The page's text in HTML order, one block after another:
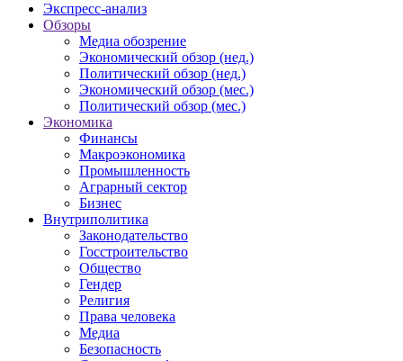
Экспресс-анализ
Обзоры
Медиа обозрение
Экономический обзор (нед.)
Политический обзор (нед.)
Экономический обзор (мес.)
Политический обзор (мес.)
Экономика
Финансы
Макроэкономика
Промышленность
Аграрный сектор
Бизнес
Внутриполитика
Законодательство
Госстроительство
Общество
Гендер
Религия
Права человека
Медиа
Безопасность